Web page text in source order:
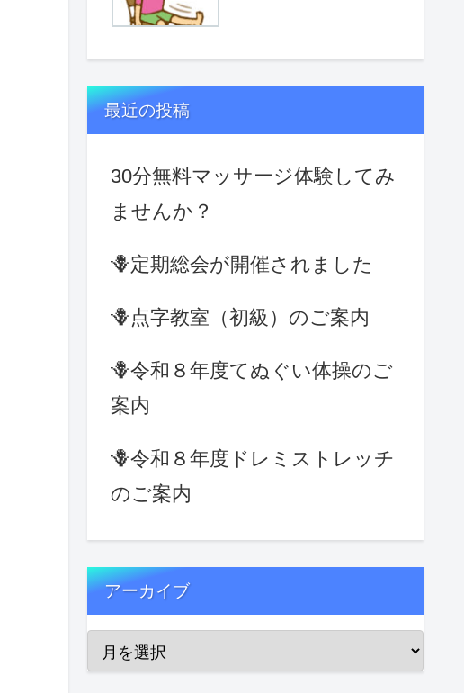
最近の投稿
30分無料マッサージ体験してみ
ませんか？
🪻定期総会が開催されました
🪻点字教室（初級）のご案内
🪻令和８年度てぬぐい体操のご
案内
🪻令和８年度ドレミストレッチ
のご案内
アーカイブ